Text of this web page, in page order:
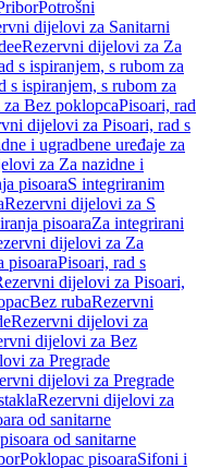
Potrošni
dijelovi za Sanitarni
Rezervni dijelovi za Za
s ispiranjem, s rubom za
s ispiranjem, s rubom za
Bez poklopcaPisoari, rad
dijelovi za Pisoari, rad s
i ugradbene uređaje za
za Za nazidne i
pisoaraS integriranim
Rezervni dijelovi za S
pisoaraZa integrirani
dijelovi za Za
pisoaraPisoari, rad s
dijelovi za Pisoari,
Bez rubaRezervni
Rezervni dijelovi za
dijelovi za Bez
za Pregrade
dijelovi za Pregrade
Rezervni dijelovi za
od sanitarne
od sanitarne
Poklopac pisoaraSifoni i